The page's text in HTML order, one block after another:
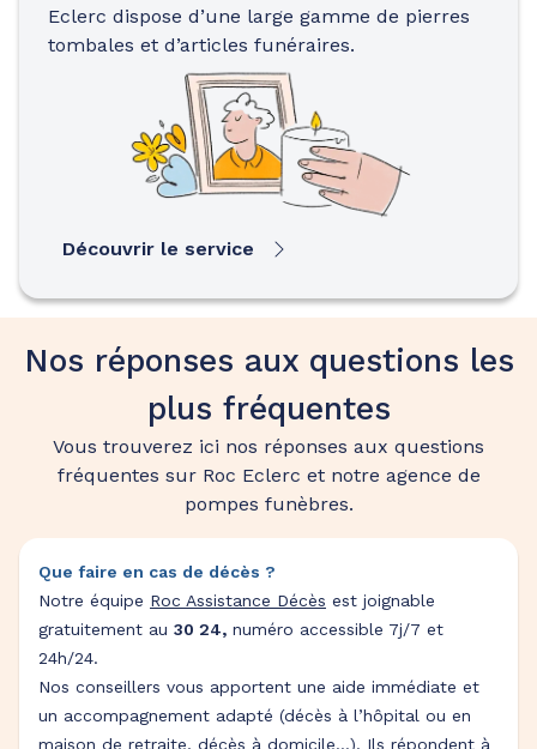
Eclerc dispose d’une large gamme de pierres
tombales et d’articles funéraires.
Découvrir le service
Nos réponses aux questions les
plus fréquentes
Vous trouverez ici nos réponses aux questions
fréquentes sur Roc Eclerc et notre agence de
pompes funèbres.
Que faire en cas de décès ?
Notre équipe Roc Assistance Décès est joignable
gratuitement au 30 24, numéro accessible 7j/7 et
24h/24.
Nos conseillers vous apportent une aide immédiate et
un accompagnement adapté (décès à l’hôpital ou en
maison de retraite, décès à domicile…). Ils répondent à